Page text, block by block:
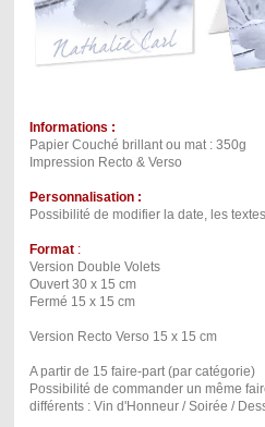
Informations :
Papier Couché brillant ou mat : 350g
Impression Recto & Verso
Personnalisation :
Possibilité de modifier la date, les
Format:
Version Double Volets
Ouvert 30 x 15 cm
Fermé 15 x 15 cm
Version Recto Verso 15 x 15 cm
A partir de 15 faire-part (par catégorie)
Possibilité de commander un même
différents : Vin d'Honneur / Soirée /